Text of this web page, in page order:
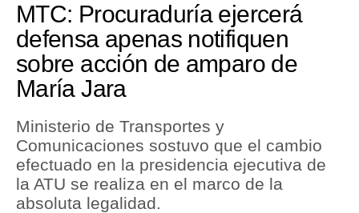
Economía
Mercados
Perú
Política
Tu Dinero
Finanzas Personales
MTC: Procuraduría ejercerá
defensa apenas notifiquen
sobre acción de amparo de
María Jara
Ministerio de Transportes y
Comunicaciones sostuvo que el cambio
efectuado en la presidencia ejecutiva de
la ATU se realiza en el marco de la
absoluta legalidad.